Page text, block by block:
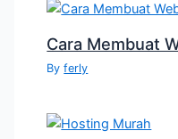
Cara Membuat
Byferly